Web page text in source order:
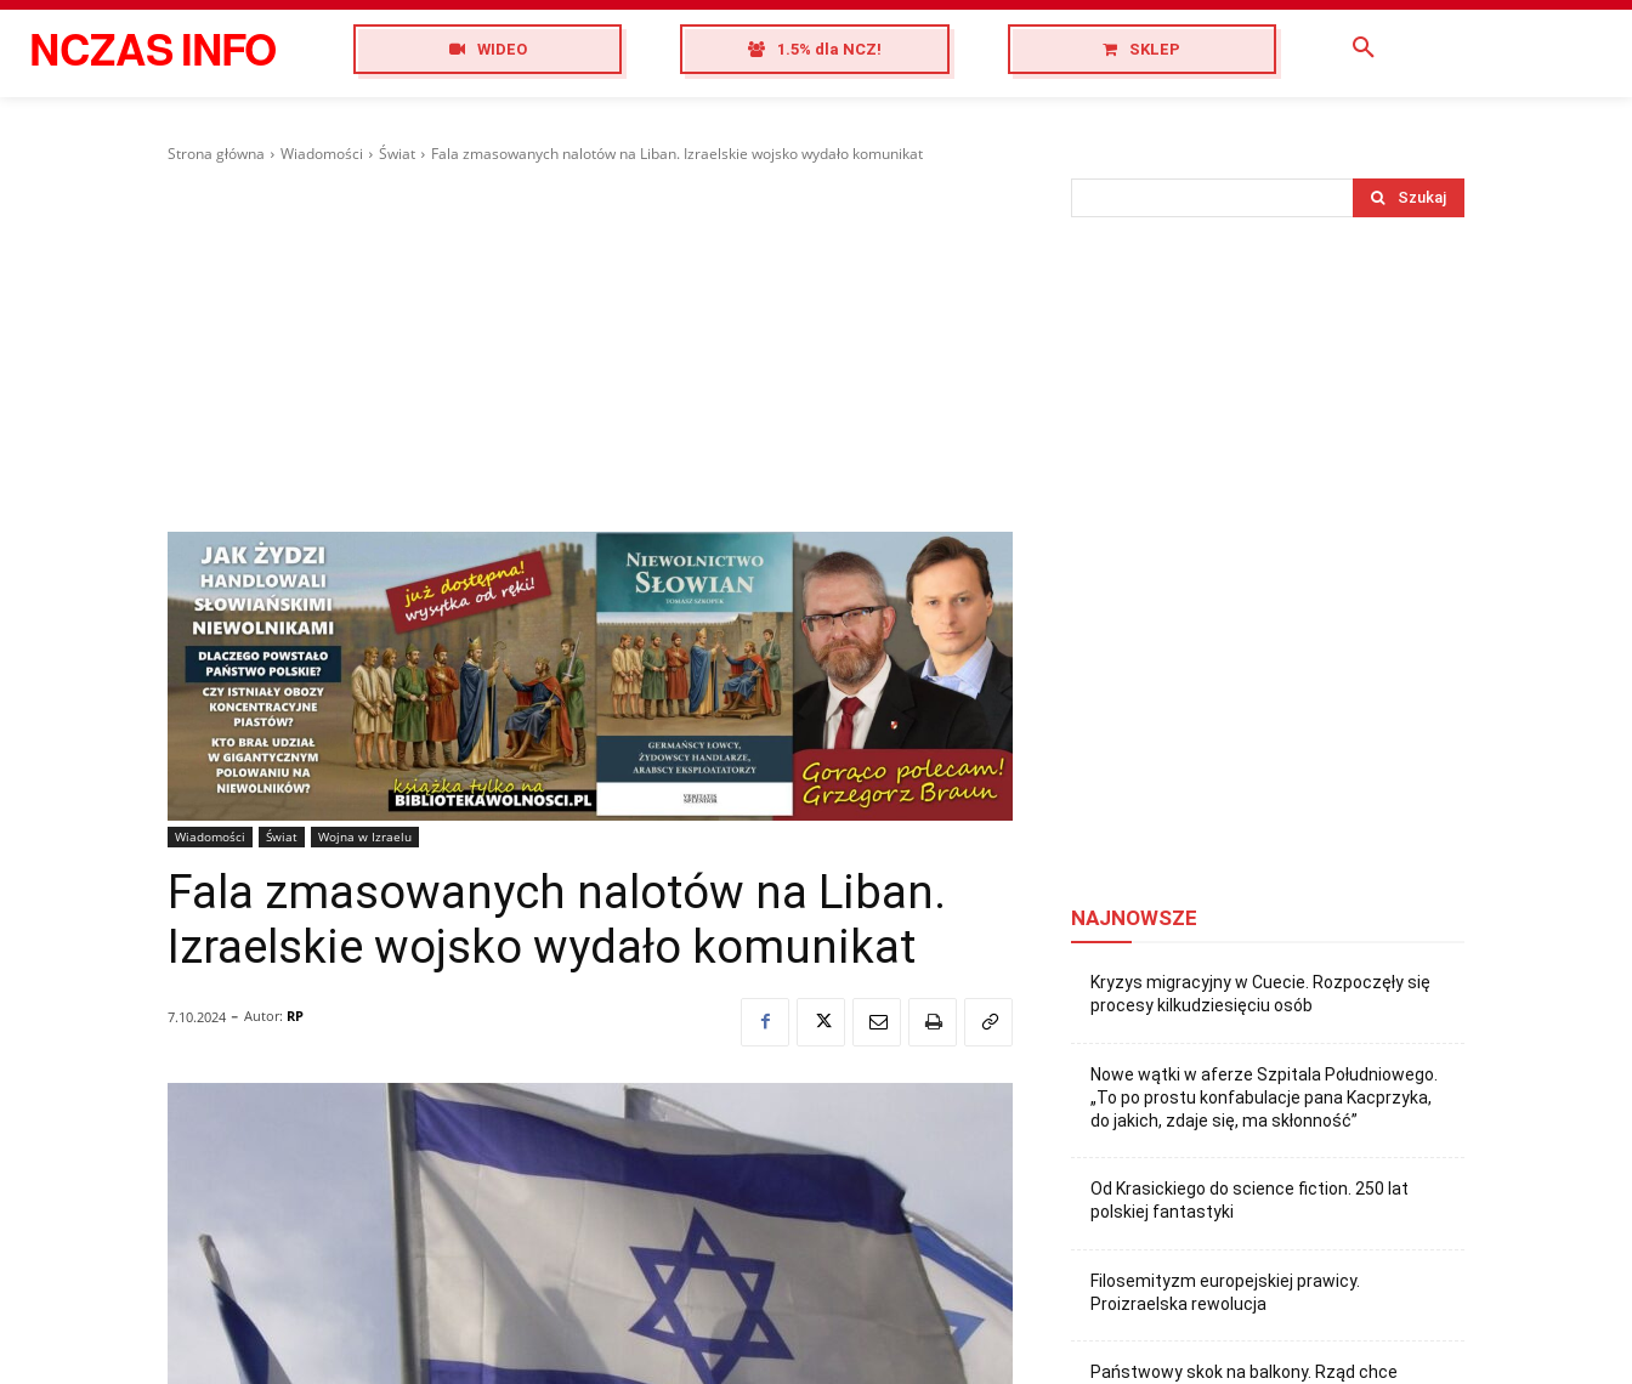
NCZASINFO WIDEO 1.5% dla NCZ! SKLEP
Strona główna Wiadomości Świat Fala zmasowanych nalotów na Liban. Izraelskie wojsko wydało komunikat
Wiadomości Świat Wojna w Izraelu
Fala zmasowanych nalotów na Liban.
Izraelskie wojsko wydało komunikat
7.10.2024 - Autor: RP
Szukaj
NAJNOWSZE
Kryzys migracyjny w Cuecie. Rozpoczęły się
procesy kilkudziesięciu osób
Nowe wątki w aferze Szpitala Południowego.
„To po prostu konfabulacje pana Kacprzyka,
do jakich, zdaje się, ma skłonność”
Od Krasickiego do science fiction. 250 lat
polskiej fantastyki
Filosemityzm europejskiej prawicy.
Proizraelska rewolucja
Państwowy skok na balkony. Rząd chce